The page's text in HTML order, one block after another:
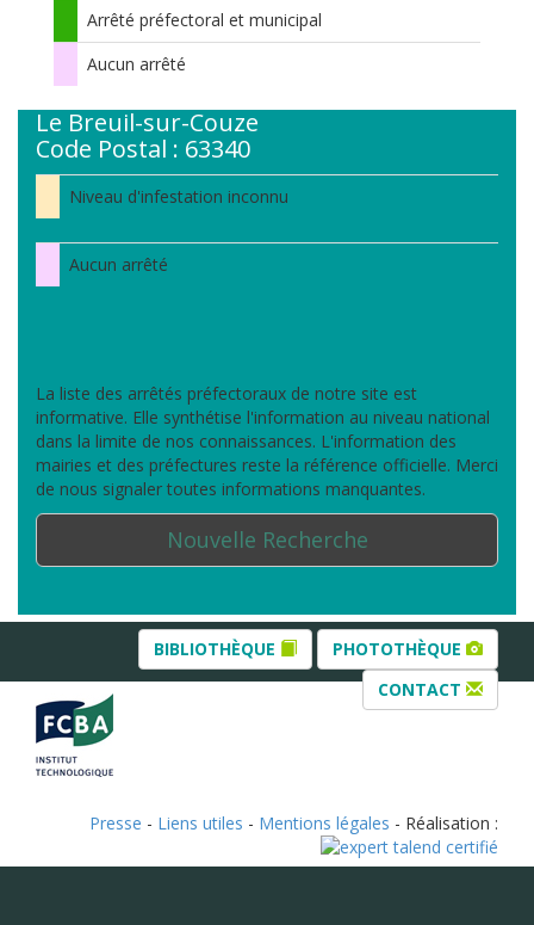
Arrêté préfectoral et municipal
Aucun arrêté
Le Breuil-sur-Couze
Code Postal : 63340
Niveau d'infestation inconnu
Aucun arrêté
La liste des arrêtés préfectoraux de notre site est
informative. Elle synthétise l'information au niveau national
dans la limite de nos connaissances. L'information des
mairies et des préfectures reste la référence officielle. Merci
de nous signaler toutes informations manquantes.
Nouvelle Recherche
BIBLIOTHÈQUE
PHOTOTHÈQUE
CONTACT
Presse - Liens utiles - Mentions légales - Réalisation :